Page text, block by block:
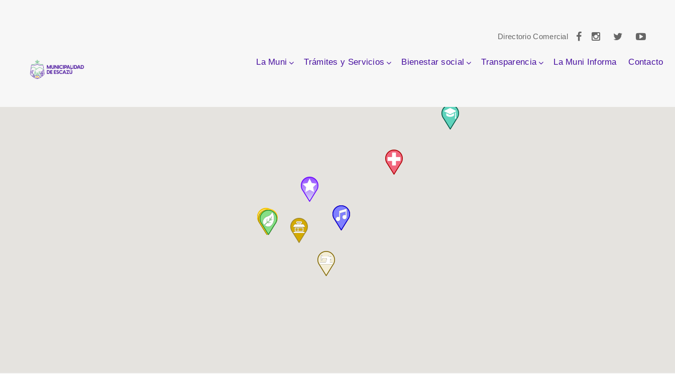
Directorio Comercial
La Muni Trámites y Servicios Bienestar social Transparencia La Muni Informa Contacto